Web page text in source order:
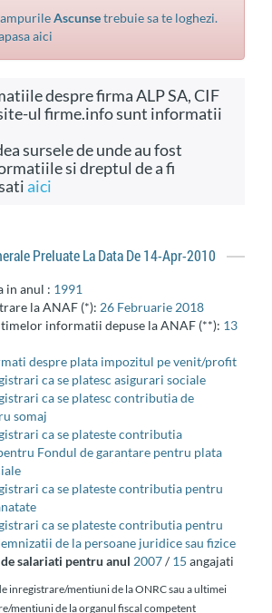
Ascunsetrebuie sa te loghezi.
aici
ul firme.info sunt informatii
si dreptul de a fi
aici
Preluate La Data De 14-Apr-2010
in anul : 1991
la ANAF (*): 26 Februarie 2018
informatii depuse la ANAF (**): 13
despre plata impozitul pe venit/profit
ca se platesc asigurari sociale
ca se platesc contributia de
somaj
ca se plateste contributia
Fondul de garantare pentru plata
ca se plateste contributia pentru
ca se plateste contributia pentru
de la persoane juridice sau fizice
salariati pentru anul 2007/15 angajati
inregistrare/mentiuni de la ONRC sau a ultimei
mentiuni de la organul fiscal competent